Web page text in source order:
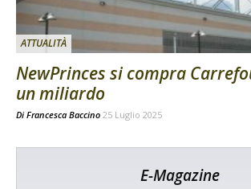
ATTUALITÀ
NewPrinces si compra
un miliardo
Di Francesca Baccino 25 Luglio 2025
E-Magazine